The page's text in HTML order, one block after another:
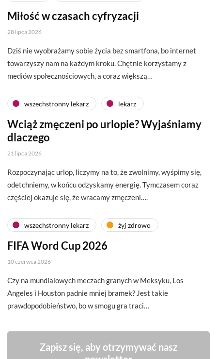
Miłość w czasach cyfryzacji
28 lipca 2026
Dziś nie wyobrażamy sobie życia bez smartfona, bo internet
towarzyszy nam na każdym kroku. Chętnie korzystamy z
mediów społecznościowych, a coraz większą…
wszechstronny lekarz lekarz
Wciąż zmęczeni po urlopie? Wyjaśniamy
dlaczego
21 lipca 2026
Rozpoczynając urlop, liczymy na to, że zwolnimy, wyśpimy się,
odetchniemy, w końcu odzyskamy energię. Tymczasem coraz
częściej okazuje się, że wracamy zmęczeni….
wszechstronny lekarz żyj zdrowo
FIFA Word Cup 2026
10 czerwca 2026
Czy na mundialowych meczach granych w Meksyku, Los
Angeles i Houston padnie mniej bramek? Jest takie
prawdopodobieństwo, bo w smogu gra traci…
Zapisz się, aby otrzymywać nasz